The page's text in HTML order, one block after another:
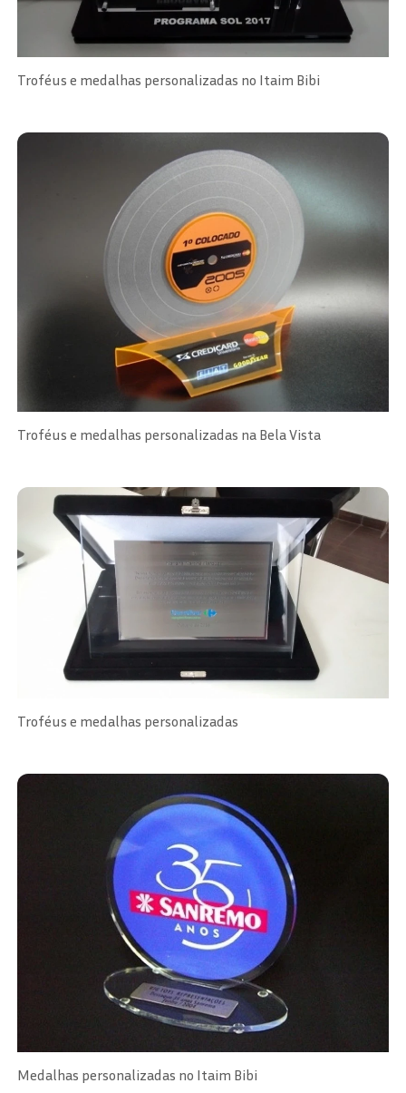
Troféus e medalhas personalizadas no Itaim Bibi
Troféus e medalhas personalizadas na Bela Vista
Troféus e medalhas personalizadas
Medalhas personalizadas no Itaim Bibi